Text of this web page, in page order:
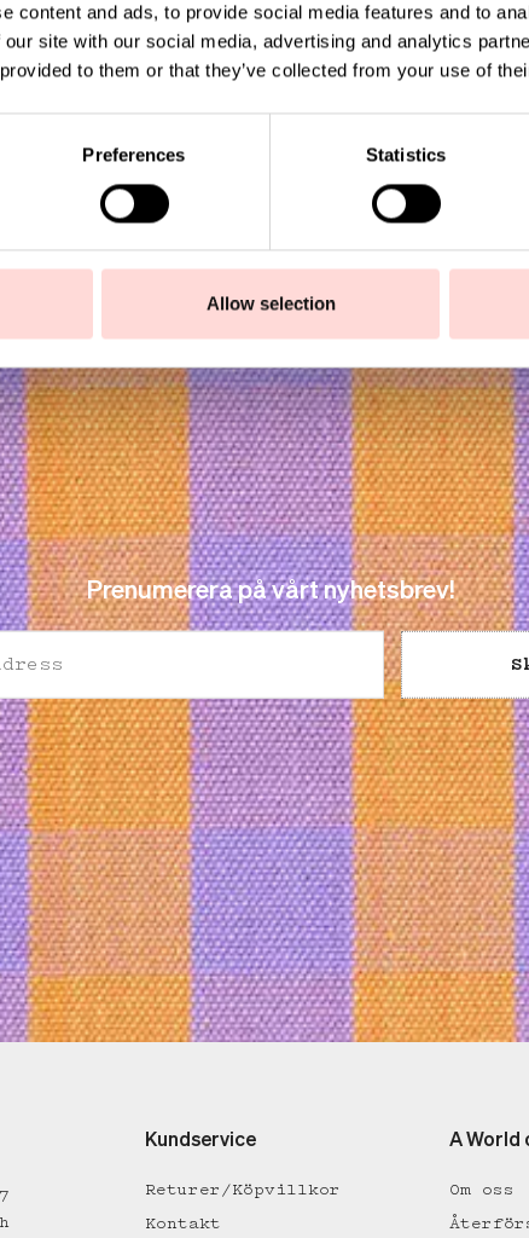
content and ads, to provide social media features and to
site with our social media, advertising and analytics
to them or that they’ve collected from your use of
Preferences Statistics
Allow selection
Prenumerera på vårt nyhetsbrev!
Kundservice
Returer/Köpvillkor
Kontakt
A World
Om oss